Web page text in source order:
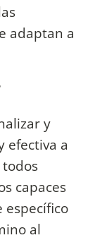
adaptan a
y
efectiva a
capaces
específico
al